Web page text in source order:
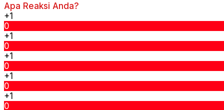
Apa Reaksi Anda?
+1
0
+1
0
+1
0
+1
0
+1
0